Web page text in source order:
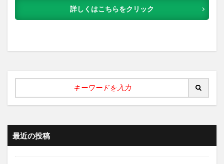
詳しくはこちらをクリック
最近の投稿